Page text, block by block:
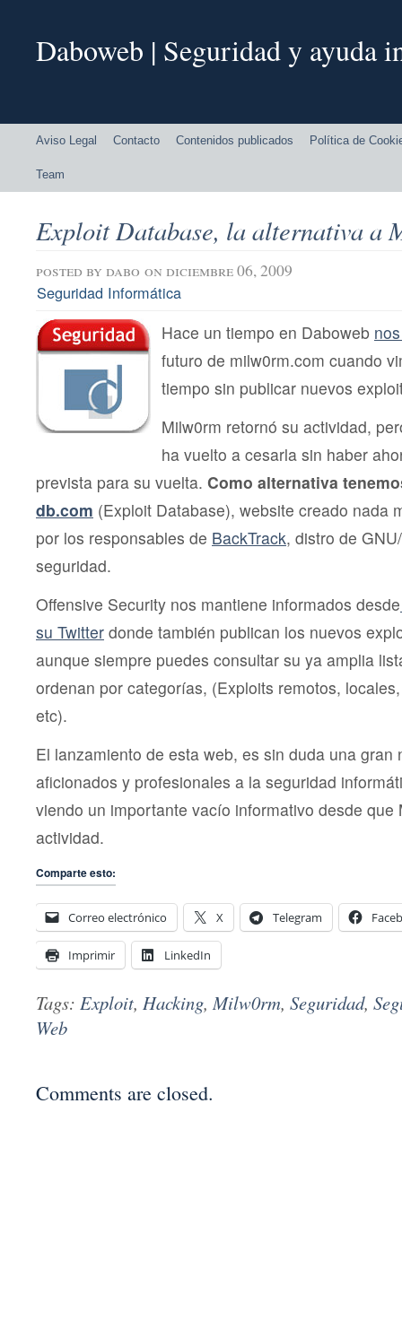
Daboweb | Seguridad y ayuda
Aviso Legal Contacto Contenidos publicados Política de
Team
Exploit Database, la alternativa a
posted by dabo on diciembre 06, 2009
Seguridad Informática
Hace un tiempo en Daboweb
futuro de milw0rm.com cuando
tiempo sin publicar nuevos
Milw0rm retornó su actividad,
ha vuelto a cesarla sin haber
prevista para su vuelta. Como alternativa
db.com (Exploit Database), website creado nada
por los responsables de BackTrack, distro de
seguridad.
Offensive Security nos mantiene informados desde
su Twitter donde también publican los nuevos
aunque siempre puedes consultar su ya amplia
ordenan por categorías, (Exploits remotos,
etc).
El lanzamiento de esta web, es sin duda una gran
aficionados y profesionales a la seguridad
viendo un importante vacío informativo desde que
actividad.
Comparte esto:
Correo electrónico X Telegram
Imprimir LinkedIn
Tags: Exploit, Hacking,Milw0rm, Seguridad,
Web
Comments are closed.